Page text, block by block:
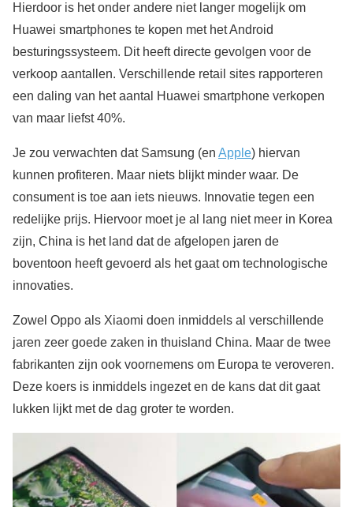
Hierdoor is het onder andere niet langer mogelijk om
Huawei smartphones te kopen met het Android
besturingssysteem. Dit heeft directe gevolgen voor de
verkoop aantallen. Verschillende retail sites rapporteren
een daling van het aantal Huawei smartphone verkopen
van maar liefst 40%.
Je zou verwachten dat Samsung (en Apple) hiervan
kunnen profiteren. Maar niets blijkt minder waar. De
consument is toe aan iets nieuws. Innovatie tegen een
redelijke prijs. Hiervoor moet je al lang niet meer in Korea
zijn, China is het land dat de afgelopen jaren de
boventoon heeft gevoerd als het gaat om technologische
innovaties.
Zowel Oppo als Xiaomi doen inmiddels al verschillende
jaren zeer goede zaken in thuisland China. Maar de twee
fabrikanten zijn ook voornemens om Europa te veroveren.
Deze koers is inmiddels ingezet en de kans dat dit gaat
lukken lijkt met de dag groter te worden.